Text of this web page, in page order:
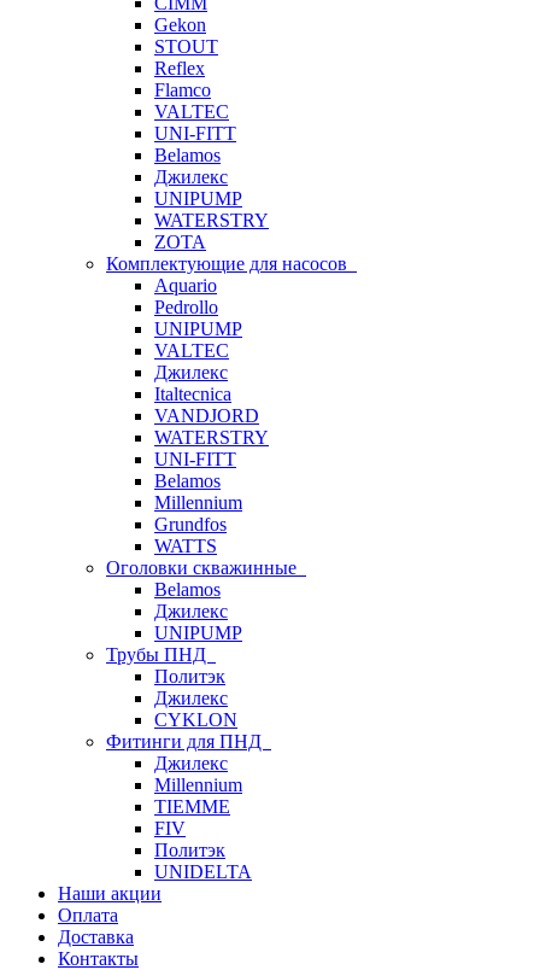
Gekon
STOUT
Reflex
Flamco
VALTEC
UNI-FITT
Belamos
Джилекс
UNIPUMP
WATERSTRY
ZOTA
Комплектующие для насосов
Aquario
Pedrollo
UNIPUMP
VALTEC
Джилекс
Italtecnica
VANDJORD
WATERSTRY
UNI-FITT
Belamos
Millennium
Grundfos
WATTS
Оголовки скважинные
Belamos
Джилекс
UNIPUMP
Трубы ПНД
Политэк
Джилекс
CYKLON
Фитинги для ПНД
Джилекс
Millennium
TIEMME
FIV
Политэк
UNIDELTA
Наши акции
Оплата
Доставка
Контакты